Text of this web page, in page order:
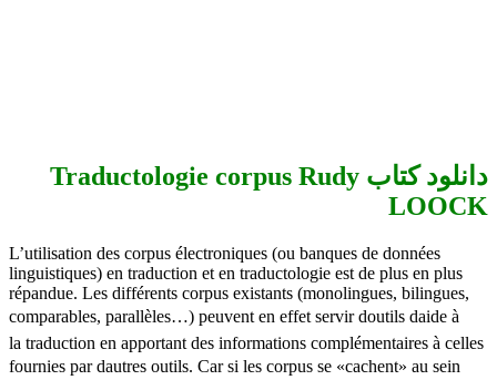
دانلود کتاب Traductologie corpus Rudy
LOOCK
L’utilisation des corpus électroniques (ou banques de données
linguistiques) en traduction et en traductologie est de plus en plus
répandue. Les différents corpus existants (monolingues, bilingues,
comparables, parallèles…) peuvent en effet servir doutils daide à
la traduction en apportant des informations complémentaires à celles
fournies par dautres outils. Car si les corpus se «cachent» au sein